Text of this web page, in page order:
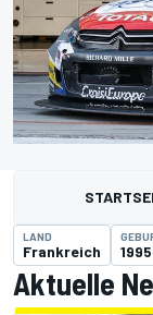
LAND
Frankreich
Aktuelle